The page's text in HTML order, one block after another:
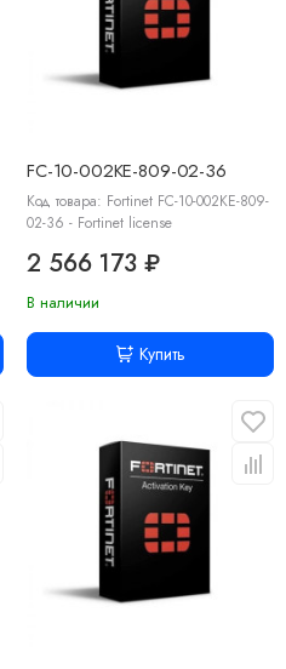
FC-10-002KE-809-02-36
Код товара: Fortinet FC-10-002KE-809-
02-36 - Fortinet license
2 566 173 ₽
В наличии
Купить